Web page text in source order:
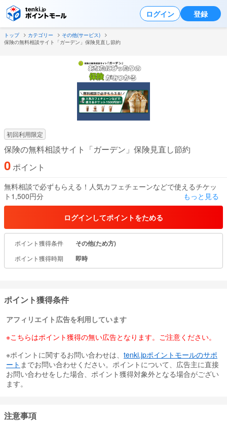
ログイン 登録
トップ カテゴリー
その他(サービス)
保険の無料相談サイト「ガーデン」保険見直し節約
初回利用限定
保険の無料相談サイト「ガーデン」保険見直し節約
0ポイント
無料相談で必ずもらえる！人気カフェチェーンなどで使えるチケッ
ト1,500円分
ポイント1: いつでも・どこでも・何度でも相談無料
自宅や喫茶店、店舗での対面相談に加え、オンライン面談も可能。
お客様の希望に沿って、納得いくまで何度でも無料で相談を受けら
れる。
ポイント2: プロが本気で寄り添う
業界経験が豊富な専門スタッフが対応。
月々の保険料が1,000円台で入れる保険の提案
子どものもしもに備えた先進医療対応の保険
ポイント3: 全て“見える化”
お客様の世帯年収や今後の必要資金をもとに、ライフプランを見え
る化。
収入に応じた必要な保険内容を分析・整理し、最適な保険プランを
提案。
もっと見る
ログインしてポイントをためる
ポイント獲得条件 その他(ため方)
ポイント獲得時期 即時
ポイント獲得条件
アフィリエイト広告を利用しています
※こちらはポイント獲得の無い広告となります。ご注意ください。
※ポイントに関するお問い合わせは、 tenki.jpポイントモールのサポ
ート までお問い合わせください。ポイントについて、広告主に直接
お問い合わせをした場合、ポイント獲得対象外となる場合がござい
ます。
注意事項